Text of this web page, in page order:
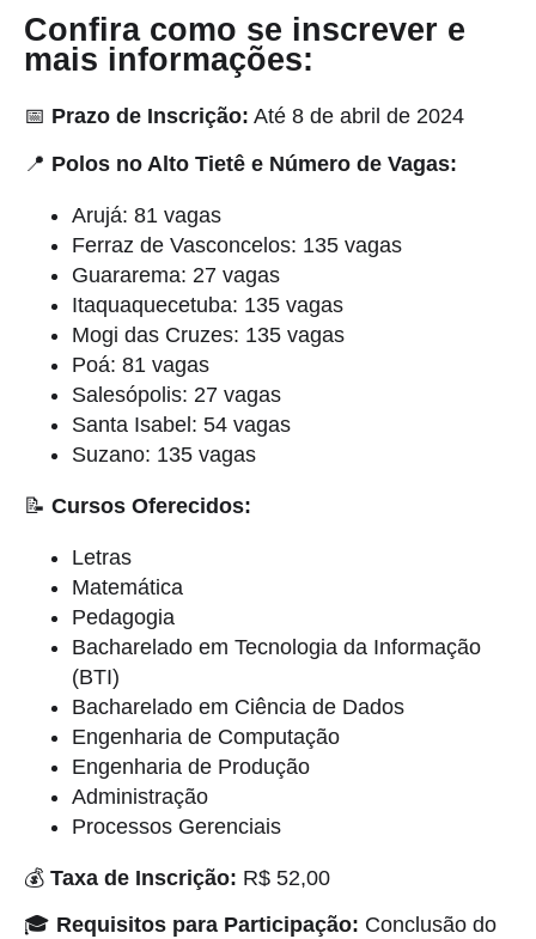
Confira como se inscrever e
mais informações:
📅 Prazo de Inscrição: Até 8 de abril de 2024
📍 Polos no Alto Tietê e Número de Vagas:
Arujá: 81 vagas
Ferraz de Vasconcelos: 135 vagas
Guararema: 27 vagas
Itaquaquecetuba: 135 vagas
Mogi das Cruzes: 135 vagas
Poá: 81 vagas
Salesópolis: 27 vagas
Santa Isabel: 54 vagas
Suzano: 135 vagas
📝 Cursos Oferecidos:
Letras
Matemática
Pedagogia
Bacharelado em Tecnologia da Informação
(BTI)
Bacharelado em Ciência de Dados
Engenharia de Computação
Engenharia de Produção
Administração
Processos Gerenciais
💰 Taxa de Inscrição: R$ 52,00
🎓 Requisitos para Participação: Conclusão do